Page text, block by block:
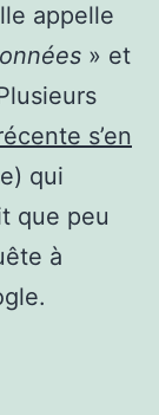
appelle
» et
s’en
qui
que peu
à